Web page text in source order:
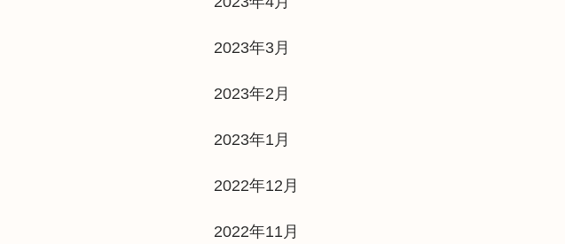
2023年3月
2023年2月
2023年1月
2022年12月
2022年11月